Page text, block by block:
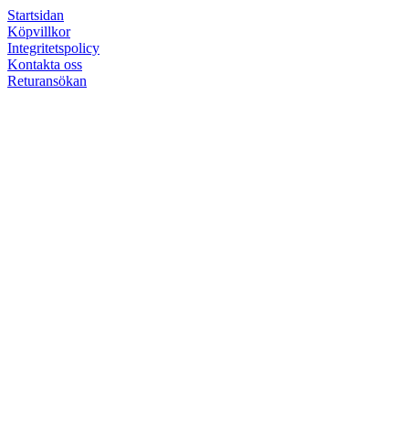
Startsidan
Köpvillkor
Integritetspolicy
Kontakta oss
Returansökan